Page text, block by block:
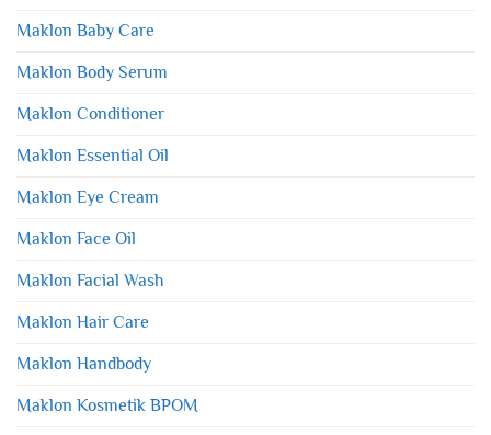
Maklon Baby Care
Maklon Body Serum
Maklon Conditioner
Maklon Essential Oil
Maklon Eye Cream
Maklon Face Oil
Maklon Facial Wash
Maklon Hair Care
Maklon Handbody
Maklon Kosmetik BPOM